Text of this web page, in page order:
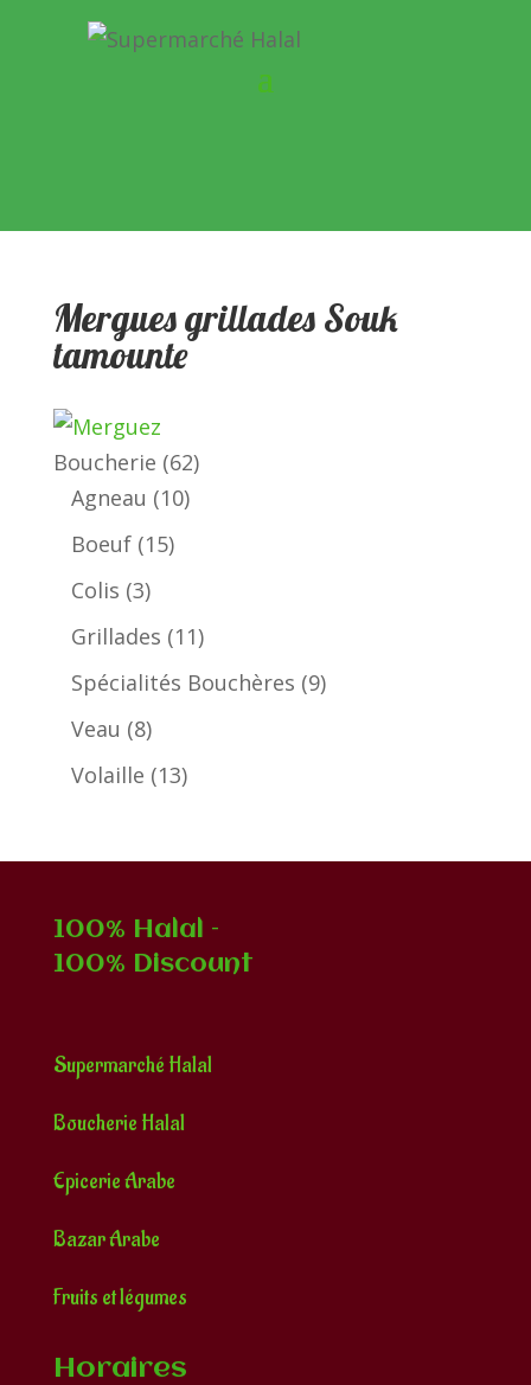
Mergues grillades Souk
tamounte
Boucherie 6262
Agneau 1010
Boeuf 1515
Colis 33
produits
Grillades 1111
produits
Spécialités Bouchères 99
Veau 88
produits
Volaille 1313
100% Halal –
100% Discount
Supermarché Halal
Boucherie Halal
Epicerie Arabe
Bazar Arabe
Fruits et légumes
Horaires